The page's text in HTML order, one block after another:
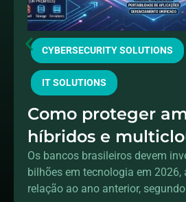
CYBERSECURITY SOLUTIONS
IT SOLUTIONS
Como proteger
híbridos e
financeiro
Os bancos brasileiros devem
bilhões em tecnologia em 2026,
relação ao ano anterior,